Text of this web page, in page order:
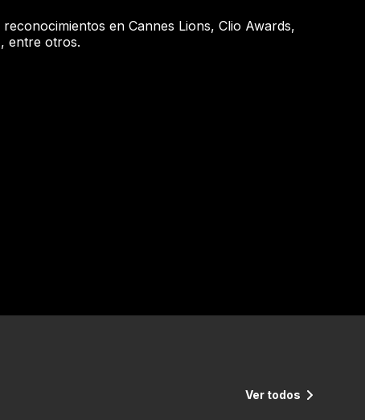
en Cannes Lions, Clio Awards,
entre otros.
Ver todos